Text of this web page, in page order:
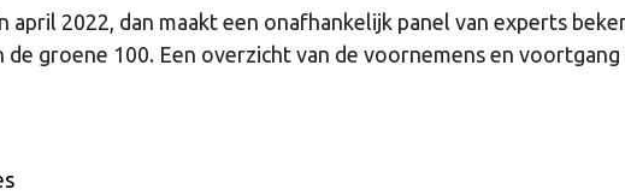
2022, dan maakt een onafhankelijk panel van experts
groene 100. Een overzicht van de voornemens en voortgang